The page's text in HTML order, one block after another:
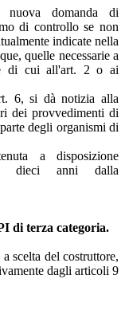
domanda di
di controllo se non
indicate nella
quelle necessarie a
di cui all'art. 2 o ai
6, si dà notizia alla
dei provvedimenti di
degli organismi di
a disposizione
dieci anni dalla
di terza categoria.
scelta del costruttore,
dagli articoli 9